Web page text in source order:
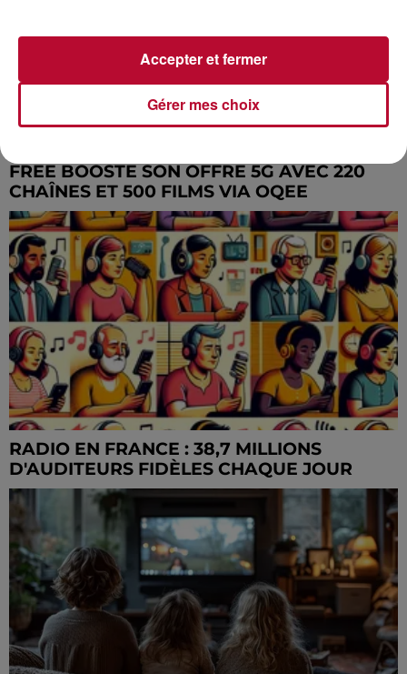
FREE BOOSTE SON OFFRE 5G AVEC 220
CHAÎNES ET 500 FILMS VIA OQEE
RADIO EN FRANCE : 38,7 MILLIONS
D'AUDITEURS FIDÈLES CHAQUE JOUR
Gérer mes choix
Accepter et fermer